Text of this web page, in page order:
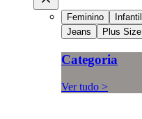
Feminino Infantil
Jeans
Plus Size
Categoria
Ver tudo >